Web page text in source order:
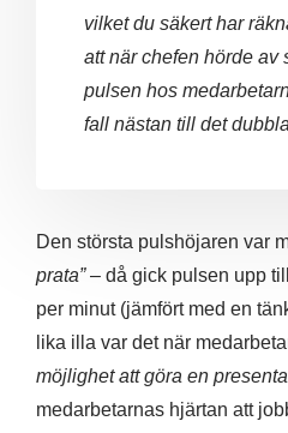
vilket du säkert har
att när chefen hörde av
pulsen hos
fall nästan till det
Den största pulshöjaren var
prata”– då gick pulsen upp
per minut (jämfört med en
lika illa var det när
möjlighet att göra en
medarbetarnas hjärtan att